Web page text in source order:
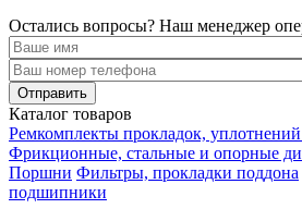
Остались вопросы? Наш менеджер
Каталог товаров
Ремкомплекты прокладок,
Фрикционные, стальные и опорные
Поршни Фильтры, прокладки поддона
подшипники